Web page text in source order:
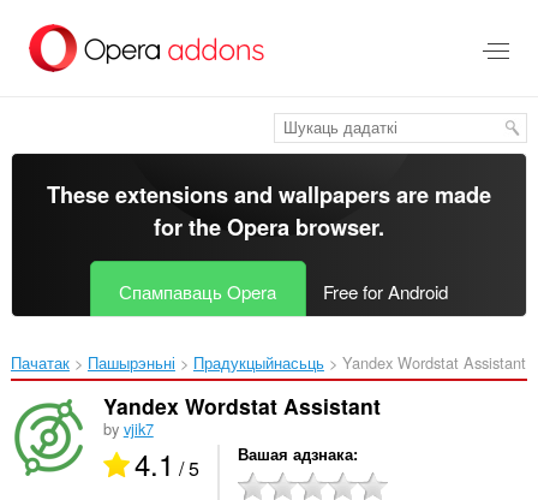
асноўнага
These extensions and wallpapers are made
for theOpera browser.
Спампаваць Opera Free for Android
Пачатак Пашырэньні Прадукцыйнасьць Yandex Wordstat Assistant‎
Yandex Wordstat Assistant
by vjik7
4.1 / 5 Вашая адзнака